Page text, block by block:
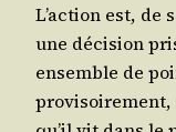
L’ac­tion est, de
une déci­sion
ensemble de
pro­vi­soi­re­ment,